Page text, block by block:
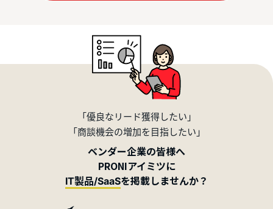
「優良なリード獲得したい」
「商談機会の増加を目指したい」
ベンダー企業の皆様へ
PRONIアイミツに
IT製品/SaaSを掲載しませんか？